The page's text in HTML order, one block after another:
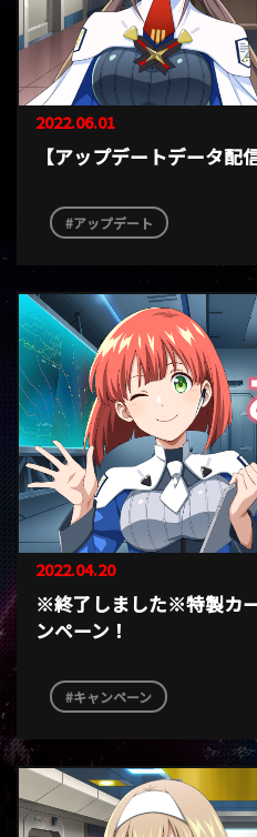
2022.06.01
【アップデートデータ配
アップデート
2022.04.20
※終了しました※特製カ
ンペーン！
キャンペーン